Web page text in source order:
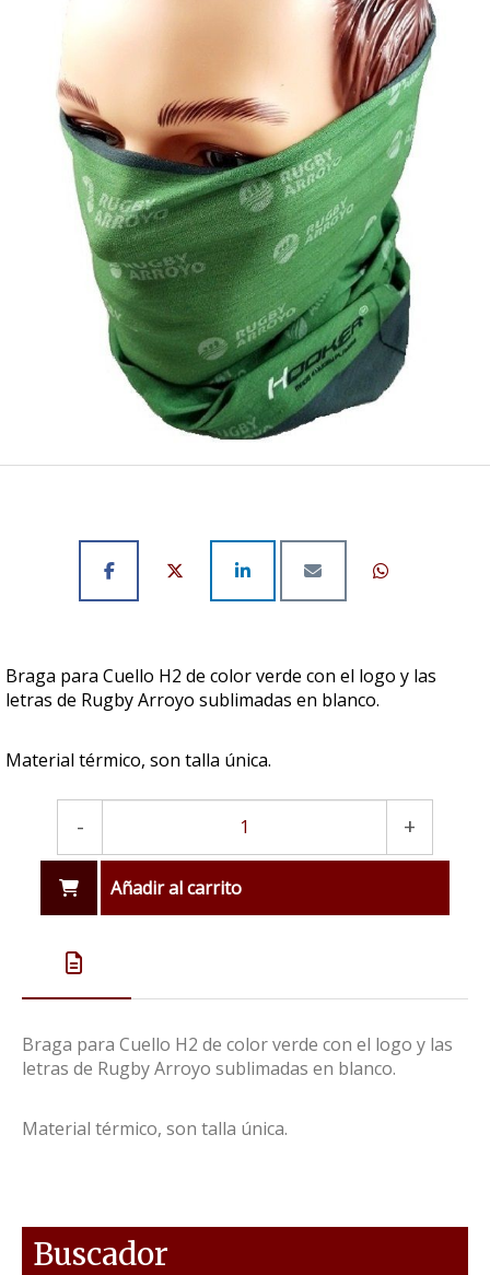
Braga para Cuello H2 de color verde con el logo y las
letras de Rugby Arroyo sublimadas en blanco.
Material térmico, son talla única.
- +
Añadir al carrito
Braga para Cuello H2 de color verde con el logo y las
letras de Rugby Arroyo sublimadas en blanco.
Material térmico, son talla única.
Buscador